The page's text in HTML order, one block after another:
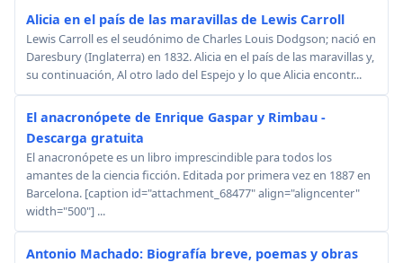
Alicia en el país de las maravillas de Lewis Carroll
Lewis Carroll es el seudónimo de Charles Louis Dodgson; nació en
Daresbury (Inglaterra) en 1832. Alicia en el país de las maravillas y,
su continuación, Al otro lado del Espejo y lo que Alicia encontr...
El anacronópete de Enrique Gaspar y Rimbau -
Descarga gratuita
El anacronópete es un libro imprescindible para todos los
amantes de la ciencia ficción. Editada por primera vez en 1887 en
Barcelona. [caption id="attachment_68477" align="aligncenter"
width="500"] ...
Antonio Machado: Biografía breve, poemas y obras